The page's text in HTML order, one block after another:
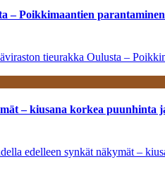
– Poikkimaantien
tieurakka Oulusta –
– kiusana korkea puunhinta
edelleen synkät näkymät –